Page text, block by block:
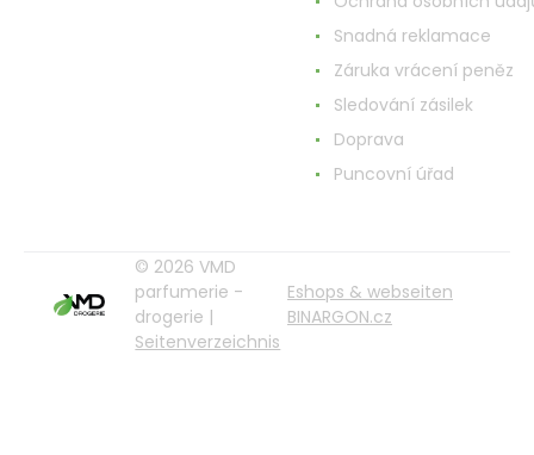
Snadná reklamace
Záruka vrácení peněz
Sledování zásilek
Doprava
Puncovní úřad
© 2026 VMD
parfumerie -
drogerie |
Seitenverzeichnis
Eshops & webseiten
BINARGON.cz